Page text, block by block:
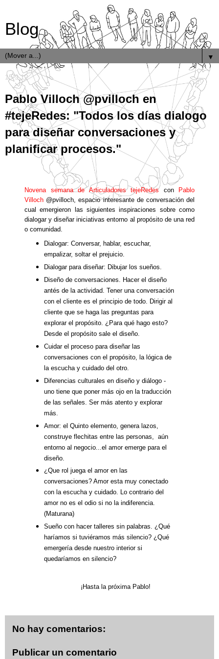
Blog
▼
15.9.12
Pablo Villoch @pvilloch en
#tejeRedes: "Todos los días dialogo
para diseñar conversaciones y
planificar procesos."
Novena semana de Articuladores tejeRedescon
Pablo
Villoch @pvilloch, espacio interesante de conversación del
cual emergieron las siguientes inspiraciones sobre como
dialogar y diseñar iniciativas entorno al propósito de una red
o comunidad.
Dialogar: Conversar, hablar, escuchar,
empalizar, soltar el prejuicio.
Dialogar para diseñar: Dibujar los sueños.
Diseño de conversaciones. Hacer el diseño
antés de la actividad. Tener una conversación
con el cliente es el principio de todo. Dirigir al
cliente que se haga las preguntas para
explorar el propósito. ¿Para qué hago esto?
Desde el propósito sale el diseño.
Cuidar el proceso para diseñar las
conversaciones con el propósito, la lógica de
la escucha y cuidado del otro.
Diferencias culturales en diseño y diálogo -
uno tiene que poner más ojo en la traducción
de las señales. Ser más atento y explorar
más.
Amor: el Quinto elemento, genera lazos,
construye flechitas entre las personas,  aún
entorno al negocio...el amor emerge para el
diseño.
¿Que rol juega el amor en las
conversaciones? Amor esta muy conectado
con la escucha y cuidado. Lo contrario del
amor no es el odio si no la indiferencia.
(Maturana)
Sueño con hacer talleres sin palabras. ¿Qué
haríamos si tuviéramos más silencio? ¿Qué
emergería desde nuestro interior si
quedaríamos en silencio?
¡Hasta la próxima Pablo!
No hay comentarios:
Publicar un comentario